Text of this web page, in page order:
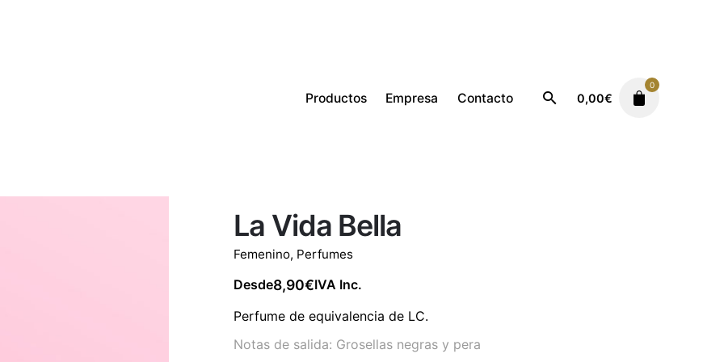
Productos Empresa Contacto 0,00€
0
La Vida Bella
Femenino, Perfumes
Desde8,90€IVA Inc.
Perfume de equivalencia de LC.
Notas de salida: Grosellas negras y pera